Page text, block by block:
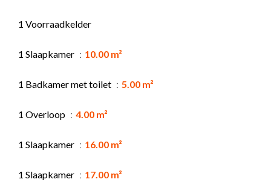
1 Voorraadkelder
1 Slaapkamer 10.00 m²
1 Badkamer met toilet 5.00 m²
1 Overloop 4.00 m²
1 Slaapkamer 16.00 m²
1 Slaapkamer 17.00 m²